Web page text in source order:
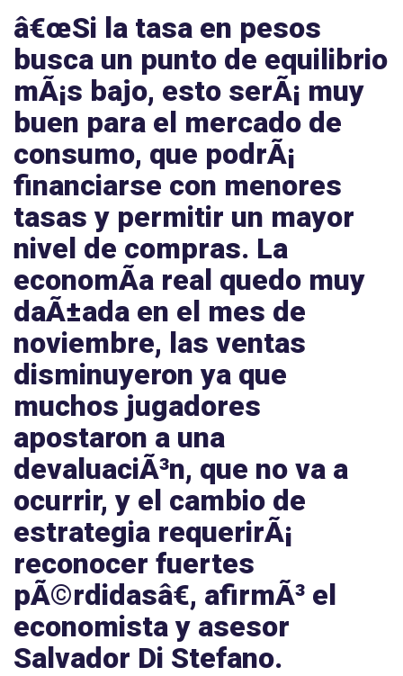
â€œSi la tasa en pesos
busca un punto de equilibrio
mÃ¡s bajo, esto serÃ¡ muy
buen para el mercado de
consumo, que podrÃ¡
financiarse con menores
tasas y permitir un mayor
nivel de compras. La
economÃ­a real quedo muy
daÃ±ada en el mes de
noviembre, las ventas
disminuyeron ya que
muchos jugadores
apostaron a una
devaluaciÃ³n, que no va a
ocurrir, y el cambio de
estrategia requerirÃ¡
reconocer fuertes
pÃ©rdidasâ€, afirmÃ³ el
economista y asesor
Salvador Di Stefano.